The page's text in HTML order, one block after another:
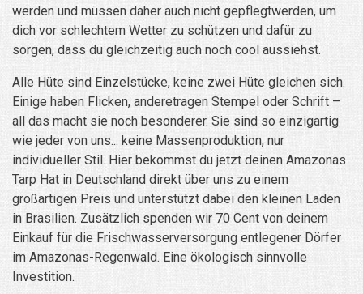
werden und müssen daher auch nicht gepflegtwerden, um
dich vor schlechtem Wetter zu schützen und dafür zu
sorgen, dass du gleichzeitig auch noch cool aussiehst.
Alle Hüte sind Einzelstücke, keine zwei Hüte gleichen sich.
Einige haben Flicken, anderetragen Stempel oder Schrift –
all das macht sie noch besonderer. Sie sind so einzigartig
wie jeder von uns... keine Massenproduktion, nur
individueller Stil. Hier bekommst du jetzt deinen Amazonas
Tarp Hat in Deutschland direkt über uns zu einem
großartigen Preis und unterstützt dabei den kleinen Laden
in Brasilien. Zusätzlich spenden wir 70 Cent von deinem
Einkauf für die Frischwasserversorgung entlegener Dörfer
im Amazonas-Regenwald. Eine ökologisch sinnvolle
Investition.